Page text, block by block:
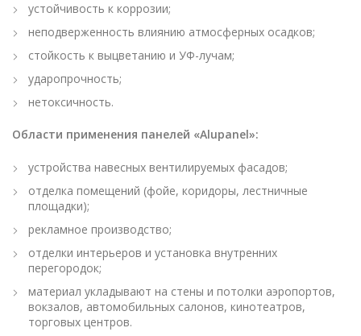
устойчивость к коррозии;
неподверженность влиянию атмосферных осадков;
стойкость к выцветанию и УФ-лучам;
ударопрочность;
нетоксичность.
Области применения панелей «Alupanel»:
устройства навесных вентилируемых фасадов;
отделка помещений (фойе, коридоры, лестничные
площадки);
рекламное производство;
отделки интерьеров и установка внутренних
перегородок;
материал укладывают на стены и потолки аэропортов,
вокзалов, автомобильных салонов, кинотеатров,
торговых центров.